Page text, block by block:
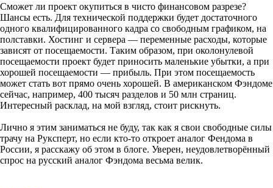
Сможет ли проект окупиться в чисто финансовом разрезе?
Шансы есть. Для технической поддержки будет достаточного
одного квалифицированного кадра со свободным графиком, на
полставки. Хостинг и сервера — переменные расходы, которые
зависят от посещаемости. Таким образом, при околонулевой
посещаемости проект будет приносить маленькие убытки, а при
хорошей посещаемости — прибыль. При этом посещаемость
может стать вот прямо очень хорошей. В американском Фэндоме
сейчас, например, 400 тысяч разделов и 50 млн страниц.
Интересный расклад, на мой взгляд, стоит рискнуть.
Лично я этим заниматься не буду, так как я свои свободные силы
трачу на Руксперт, но если кто-то откроет аналог Фендома в
России, я расскажу об этом в блоге. Уверен, неудовлетворённый
спрос на русский аналог Фэндома весьма велик.